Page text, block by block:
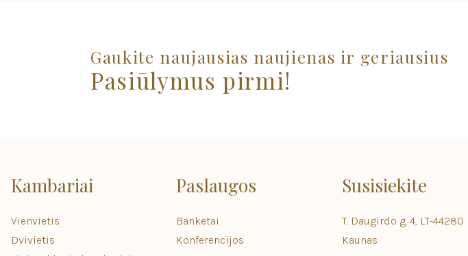
Gaukite naujausias naujienas ir geriausius
Pasiūlymus pirmi!
Kambariai
Vienvietis
Dvivietis
Paslaugos
Banketai
Konferencijos
Susisiekite
T. Daugirdo g. 4, LT-44280
Kaunas